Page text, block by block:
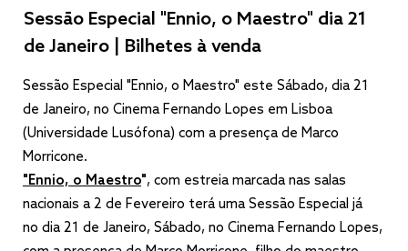
Sessão Especial "Ennio, o Maestro" dia 21
de Janeiro | Bilhetes à venda
Sessão Especial "Ennio, o Maestro" este Sábado, dia 21
de Janeiro, no Cinema Fernando Lopes em Lisboa
(Universidade Lusófona) com a presença de Marco
Morricone.
"Ennio, o Maestro", com estreia marcada nas salas
nacionais a 2 de Fevereiro terá uma Sessão Especial já
no dia 21 de Janeiro, Sábado, no Cinema Fernando Lopes,